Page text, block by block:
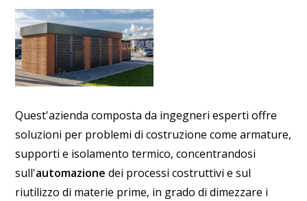
Quest'azienda composta da ingegneri esperti offre
soluzioni per problemi di costruzione come armature,
supporti e isolamento termico, concentrandosi
sull'automazione dei processi costruttivi e sul
riutilizzo di materie prime, in grado di dimezzare i